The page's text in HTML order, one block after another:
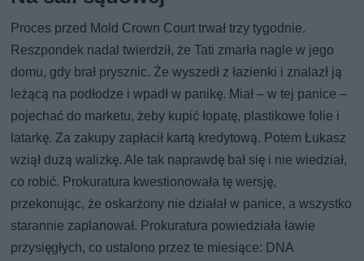
Proces przed Mold Crown Court trwał trzy tygodnie.
Reszpondek nadal twierdził, że Tati zmarła nagle w jego
domu, gdy brał prysznic. Że wyszedł z łazienki i znalazł ją
leżącą na podłodze i wpadł w panikę. Miał – w tej panice –
pojechać do marketu, żeby kupić łopatę, plastikowe folie i
latarkę. Za zakupy zapłacił kartą kredytową. Potem Łukasz
wziął dużą walizkę. Ale tak naprawdę bał się i nie wiedział,
co robić. Prokuratura kwestionowała tę wersję,
przekonując, że oskarżony nie działał w panice, a wszystko
starannie zaplanował. Prokuratura powiedziała ławie
przysięgłych, co ustalono przez te miesiące: DNA